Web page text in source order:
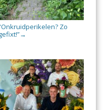
Zo
→